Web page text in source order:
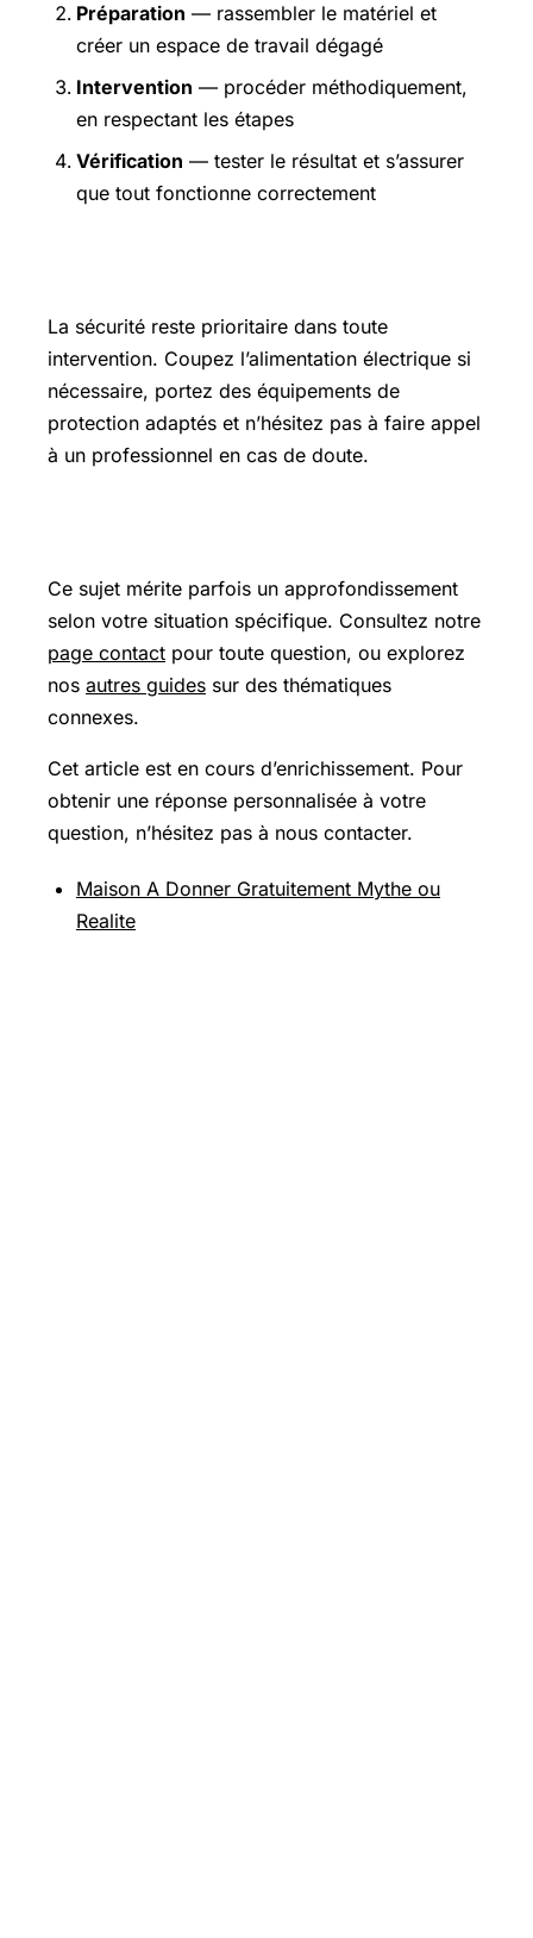
Préparation — rassembler le matériel et
créer un espace de travail dégagé
Intervention — procéder méthodiquement,
en respectant les étapes
Vérification — tester le résultat et s’assurer
que tout fonctionne correctement
La sécurité reste prioritaire dans toute
intervention. Coupez l’alimentation électrique si
nécessaire, portez des équipements de
protection adaptés et n’hésitez pas à faire appel
à un professionnel en cas de doute.
Ce sujet mérite parfois un approfondissement
selon votre situation spécifique. Consultez notre
page contact pour toute question, ou explorez
nos autres guides sur des thématiques
connexes.
Cet article est en cours d’enrichissement. Pour
obtenir une réponse personnalisée à votre
question, n’hésitez pas à nous contacter.
Maison A Donner Gratuitement Mythe ou
Realite